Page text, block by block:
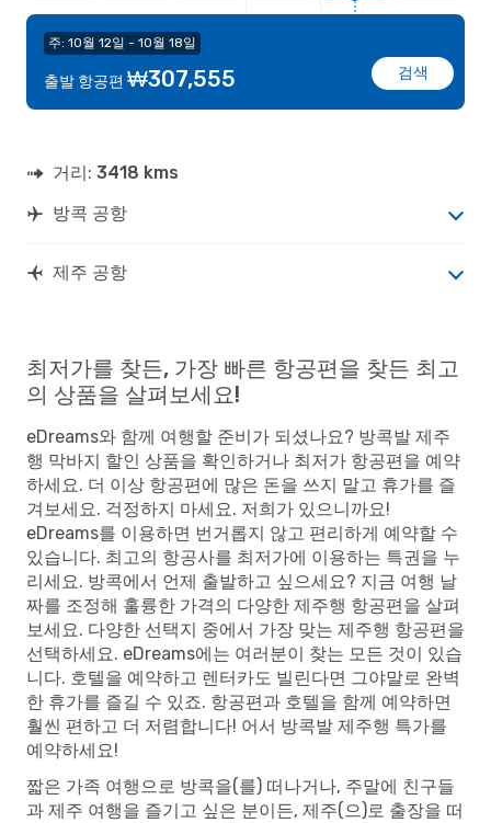
주: 10월 12일 - 10월 18일
출발 항공편 ₩307,555 검색
거리: 3418 kms
방콕 공항
제주 공항
최저가를 찾든, 가장 빠른 항공편을 찾든 최고
의 상품을 살펴보세요!
eDreams와 함께 여행할 준비가 되셨나요? 방콕발 제주
행 막바지 할인 상품을 확인하거나 최저가 항공편을 예약
하세요. 더 이상 항공편에 많은 돈을 쓰지 말고 휴가를 즐
겨보세요. 걱정하지 마세요. 저희가 있으니까요!
eDreams를 이용하면 번거롭지 않고 편리하게 예약할 수
있습니다. 최고의 항공사를 최저가에 이용하는 특권을 누
리세요. 방콕에서 언제 출발하고 싶으세요? 지금 여행 날
짜를 조정해 훌륭한 가격의 다양한 제주행 항공편을 살펴
보세요. 다양한 선택지 중에서 가장 맞는 제주행 항공편을
선택하세요. eDreams에는 여러분이 찾는 모든 것이 있습
니다. 호텔을 예약하고 렌터카도 빌린다면 그야말로 완벽
한 휴가를 즐길 수 있죠. 항공편과 호텔을 함께 예약하면
훨씬 편하고 더 저렴합니다! 어서 방콕발 제주행 특가를
예약하세요!
짧은 가족 여행으로 방콕을(를) 떠나거나, 주말에 친구들
과 제주 여행을 즐기고 싶은 분이든, 제주(으)로 출장을 떠